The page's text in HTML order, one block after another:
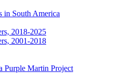
in South America
2018-2025
2001-2018
Purple Martin Project